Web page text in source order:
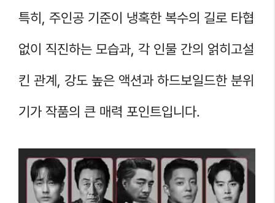
특히, 주인공 기준이 냉혹한 복수의 길로 타협
없이 직진하는 모습과, 각 인물 간의 얽히고설
킨 관계, 강도 높은 액션과 하드보일드한 분위
기가 작품의 큰 매력 포인트입니다.